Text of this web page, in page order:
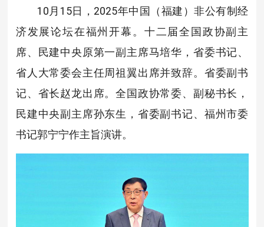
10月15日，2025年中国（福建）非公有制经
济发展论坛在福州开幕。十二届全国政协副主
席、民建中央原第一副主席马培华，省委书记、
省人大常委会主任周祖翼出席并致辞。省委副书
记、省长赵龙出席。全国政协常委、副秘书长，
民建中央副主席孙东生，省委副书记、福州市委
书记郭宁宁作主旨演讲。